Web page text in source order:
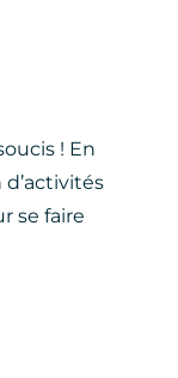
! En
se faire